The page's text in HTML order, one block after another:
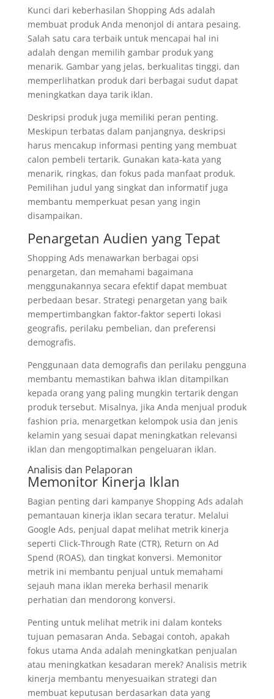
Kunci dari keberhasilan Shopping Ads adalah
membuat produk Anda menonjol di antara pesaing.
Salah satu cara terbaik untuk mencapai hal ini
adalah dengan memilih gambar produk yang
menarik. Gambar yang jelas, berkualitas tinggi, dan
memperlihatkan produk dari berbagai sudut dapat
meningkatkan daya tarik iklan.
Deskripsi produk juga memiliki peran penting.
Meskipun terbatas dalam panjangnya, deskripsi
harus mencakup informasi penting yang membuat
calon pembeli tertarik. Gunakan kata-kata yang
menarik, ringkas, dan fokus pada manfaat produk.
Pemilihan judul yang singkat dan informatif juga
membantu memperkuat pesan yang ingin
disampaikan.
Penargetan Audien yang Tepat
Shopping Ads menawarkan berbagai opsi
penargetan, dan memahami bagaimana
menggunakannya secara efektif dapat membuat
perbedaan besar. Strategi penargetan yang baik
mempertimbangkan faktor-faktor seperti lokasi
geografis, perilaku pembelian, dan preferensi
demografis.
Penggunaan data demografis dan perilaku pengguna
membantu memastikan bahwa iklan ditampilkan
kepada orang yang paling mungkin tertarik dengan
produk tersebut. Misalnya, jika Anda menjual produk
fashion pria, menargetkan kelompok usia dan jenis
kelamin yang sesuai dapat meningkatkan relevansi
iklan dan mengoptimalkan pengeluaran iklan.
Analisis dan Pelaporan
Memonitor Kinerja Iklan
Bagian penting dari kampanye Shopping Ads adalah
pemantauan kinerja iklan secara teratur. Melalui
Google Ads, penjual dapat melihat metrik kinerja
seperti Click-Through Rate (CTR), Return on Ad
Spend (ROAS), dan tingkat konversi. Memonitor
metrik ini membantu penjual untuk memahami
sejauh mana iklan mereka berhasil menarik
perhatian dan mendorong konversi.
Penting untuk melihat metrik ini dalam konteks
tujuan pemasaran Anda. Sebagai contoh, apakah
fokus utama Anda adalah meningkatkan penjualan
atau meningkatkan kesadaran merek? Analisis metrik
kinerja membantu menyesuaikan strategi dan
membuat keputusan berdasarkan data yang